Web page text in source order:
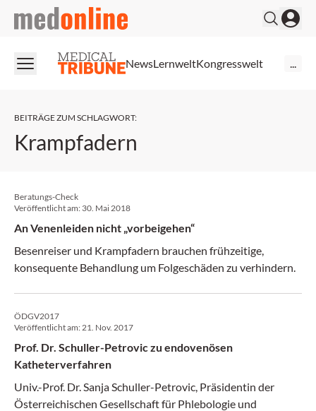
medonline
NewsLernweltKongresswelt
BEITRÄGE ZUM SCHLAGWORT:
Krampfadern
Beratungs-Check
Veröffentlicht am: 30. Mai 2018
An Venenleiden nicht „vorbeigehen“
Besenreiser und Krampfadern brauchen frühzeitige,
konsequente Behandlung um Folgeschäden zu verhindern.
ÖDGV2017
Veröffentlicht am:21. Nov. 2017
Prof. Dr. Schuller-Petrovic zu endovenösen
Katheterverfahren
Univ.-Prof. Dr. Sanja Schuller-Petrovic, Präsidentin der
Österreichischen Gesellschaft für Phlebologie und